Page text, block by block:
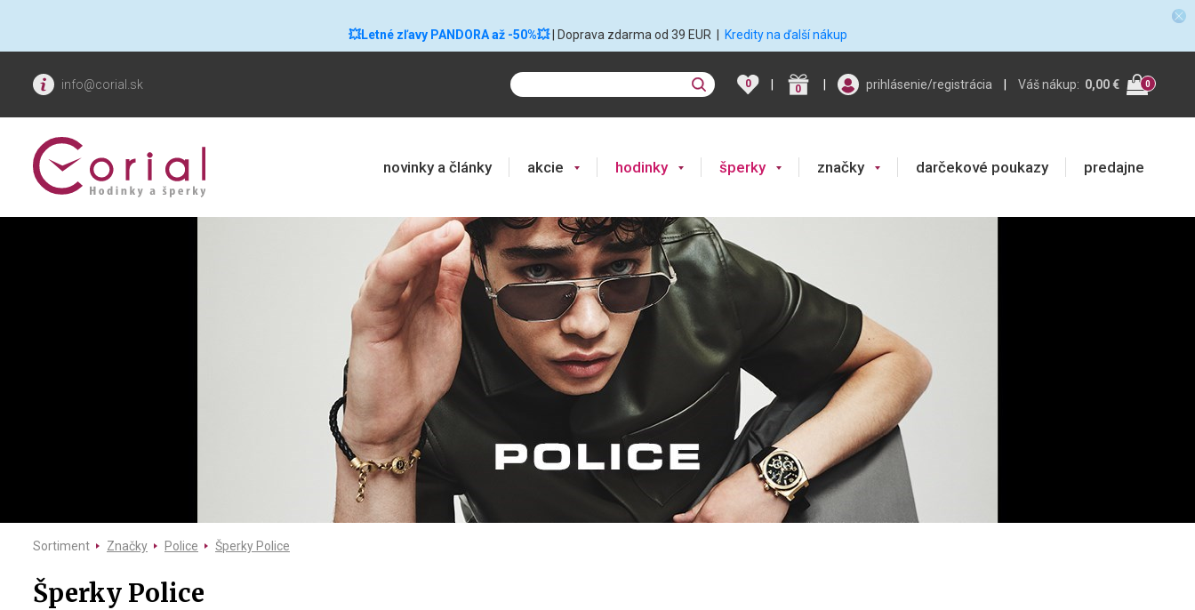
💥Letné zľavy PANDORA až -50%💥 | Doprava zdarma od 39 EUR Kredity na ďalší nákup
info@corial.sk 0 | 0 | prihlásenie/registrácia | Váš nákup: 0,00 € 0
novinky a články akcie hodinky šperky značky darčekové poukazy predajne
Sortiment Značky Police Šperky Police
Šperky Police